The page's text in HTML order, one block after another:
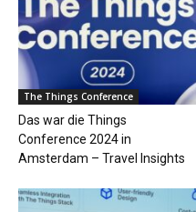
The Things Conference
Das war die Things
Conference 2024 in
Amsterdam – Travel Insights